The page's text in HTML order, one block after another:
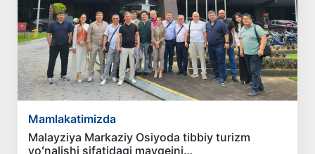
Mamlakatimizda
Malayziya Markaziy Osiyoda tibbiy turizm
yoʻnalishi sifatidagi mavqeini